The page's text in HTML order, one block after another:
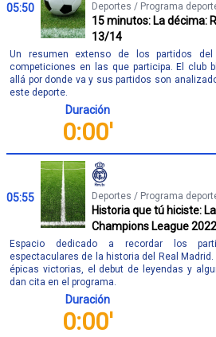
05:50 Deportes / Programa
15 minutos: La décima:
13/14
Un resumen extenso de los partidos
competiciones en las que participa. El club
allá por donde va y sus partidos son
este deporte.
Duración
0:00'
05:55 Deportes / Programa
Historia que tú hiciste:
Champions League
Espacio dedicado a recordar los
espectaculares de la historia del Real
épicas victorias, el debut de leyendas y
dan cita en el programa.
Duración
0:00'